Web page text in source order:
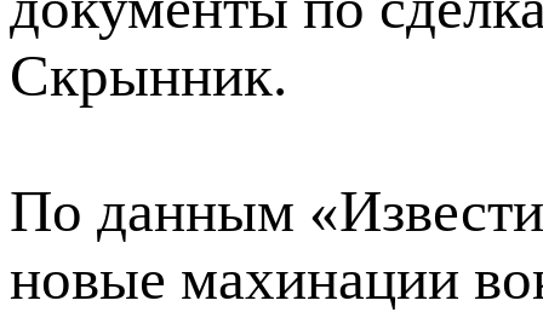
Скрынник.
По данным
новые махинации